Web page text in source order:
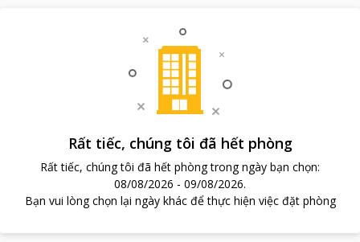
Rất tiếc, chúng tôi đã hết phòng
Rất tiếc, chúng tôi đã hết phòng trong ngày bạn chọn:
08/08/2026 - 09/08/2026.
Bạn vui lòng chọn lại ngày khác để thực hiện việc đặt phòng